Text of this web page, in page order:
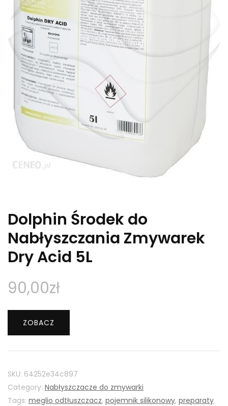
Dolphin Środek do
Nabłyszczania Zmywarek
Dry Acid 5L
90,00zł
ZOBACZ
SKU: 64252e34c897
Category: Nabłyszczacze do zmywarki
Tags: meglio odtłuszczacz, pojemnik silikonowy, preparaty